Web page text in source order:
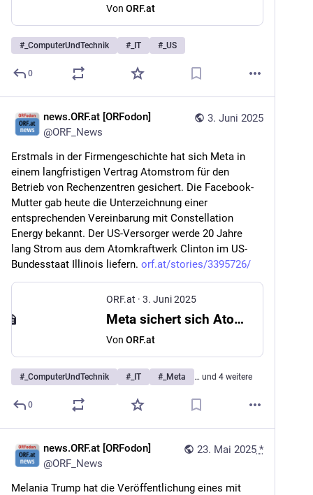
Von ORF.at
# _ComputerUndTechnik # _IT # _US
0
3. Juni 2025
news.ORF.at [ORFodon]
@ORF_News
Erstmals in der Firmengeschichte hat sich Meta in
einem langfristigen Vertrag Atomstrom für den
Betrieb von Rechenzentren gesichert. Die Facebook-
Mutter gab heute die Unterzeichnung einer
entsprechenden Vereinbarung mit Constellation
Energy bekannt. Der US-Versorger werde 20 Jahre
lang Strom aus dem Atomkraftwerk Clinton im US-
Bundesstaat Illinois liefern. orf.at/stories/3395726/
ORF.at · 3. Juni 2025
Meta sichert sich Atomstrom für Rechenzentren
Von ORF.at
# _ComputerUndTechnik # _IT # _Meta … und 4 weitere
0
23. Mai 2025 *
news.ORF.at [ORFodon]
@ORF_News
Melania Trump hat die Veröffentlichung eines mit